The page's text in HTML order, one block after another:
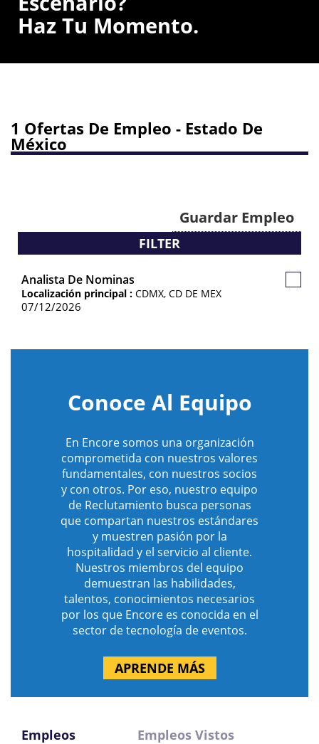
Haz Tu Momento.
1 Ofertas De Empleo - Estado De
México
Guardar Empleo
FILTER
Analista De Nominas
Localización principal : CDMX, CD DE MEX
07/12/2026
Conoce Al Equipo
En Encore somos una organización
comprometida con nuestros valores
fundamentales, con nuestros socios
y con otros. Por eso, nuestro equipo
de Reclutamiento busca personas
que compartan nuestros estándares
y muestren pasión por la
hospitalidad y el servicio al cliente.
Nuestros miembros del equipo
demuestran las habilidades,
talentos, conocimientos necesarios
por los que Encore es conocida en el
sector de tecnología de eventos.
APRENDE MÁS
Empleos
Empleos Vistos